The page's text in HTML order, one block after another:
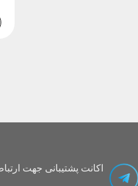
اکانت پشتیبانی جهت